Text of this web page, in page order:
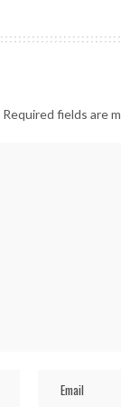
Required fields are